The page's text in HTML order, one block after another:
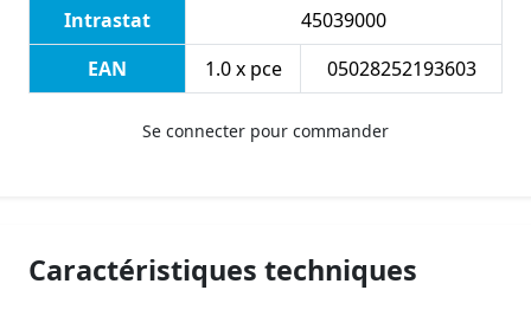
Intrastat
45039000
EAN
1.0 x pce 05028252193603
Se connecter pour commander
Caractéristiques techniques